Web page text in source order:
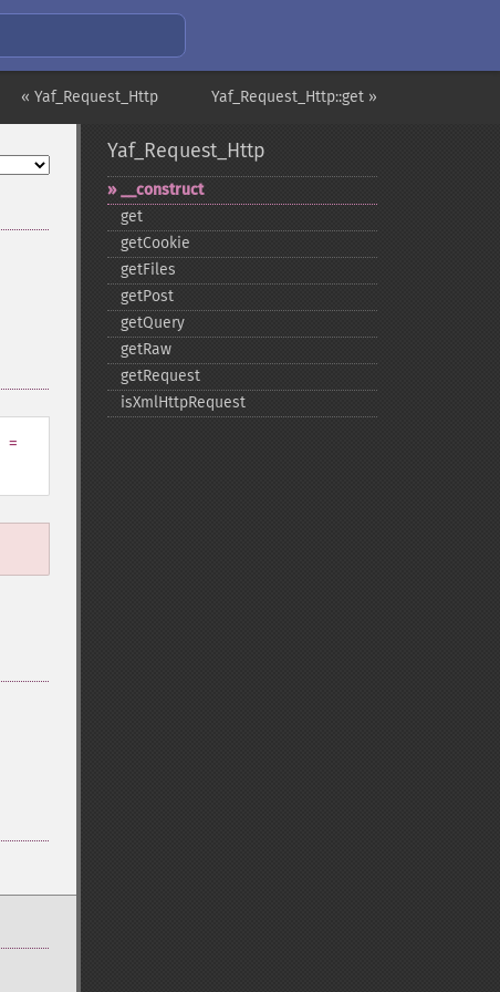
Yaf_Request_Http::get »
« Yaf_Request_Http
=
Yaf_Request_Http
_​_​construct
get
getCookie
getFiles
getPost
getQuery
getRaw
getRequest
isXmlHttpRequest